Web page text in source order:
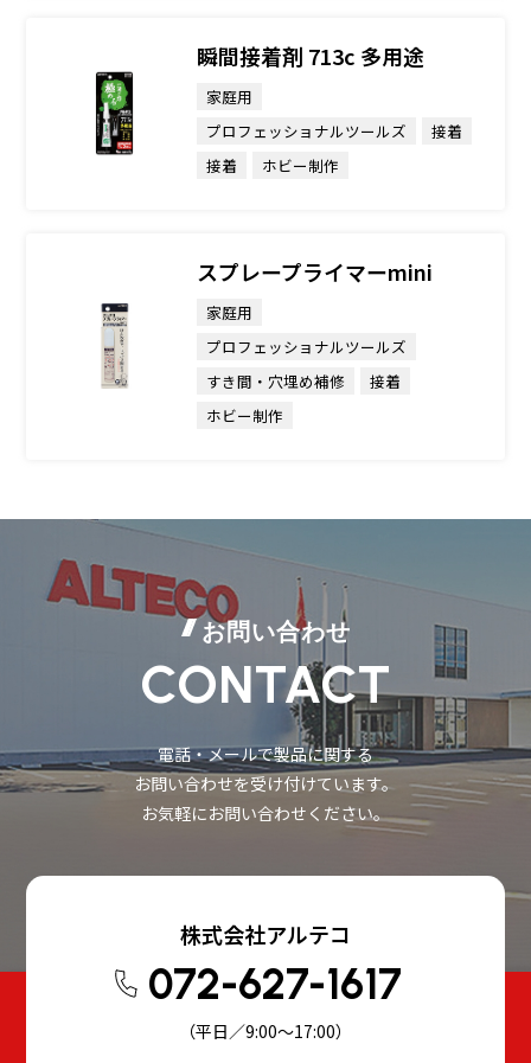
瞬間接着剤 713c 多用途
家庭用
プロフェッショナルツールズ
接着
接着
ホビー制作
スプレープライマーmini
家庭用
プロフェッショナルツールズ
すき間・穴埋め補修
接着
ホビー制作
お問い合わせ
CONTACT
電話・メールで製品に関する
お問い合わせを受け付けています。
お気軽にお問い合わせください。
株式会社アルテコ
072-627-1617
（平日／9:00～17:00）